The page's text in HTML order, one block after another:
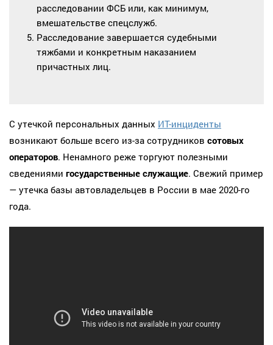
расследовании ФСБ или, как минимум,
вмешательстве спецслужб.
Расследование завершается судебными
тяжбами и конкретным наказанием
причастных лиц.
С утечкой персональных данных ИТ-инциденты
возникают больше всего из-за сотрудников сотовых
операторов. Ненамного реже торгуют полезными
сведениями государственные служащие. Свежий пример
— утечка базы автовладельцев в России в мае 2020-го
года.